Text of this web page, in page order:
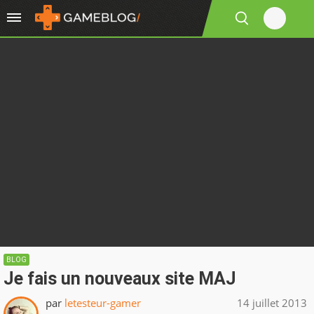
BLOG
Je fais un nouveaux site MAJ
par letesteur-gamer 14 juillet 2013